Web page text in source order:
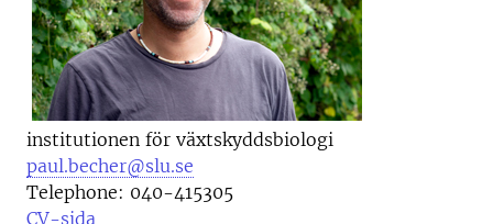
institutionen för växtskyddsbiologi
paul.becher@slu.se
Telephone: 040-415305
CV-sida